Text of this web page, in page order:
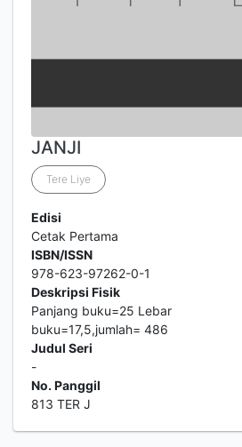
JANJI
Tere Liye
Edisi
Cetak Pertama
ISBN/ISSN
978-623-97262-0-1
Deskripsi Fisik
Panjang buku=25 Lebar
buku=17,5,jumlah= 486
Judul Seri
-
No. Panggil
813 TER J